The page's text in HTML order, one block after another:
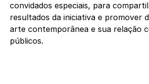
convidados especiais, para
resultados da iniciativa e promover
arte contemporânea e sua relação
públicos.